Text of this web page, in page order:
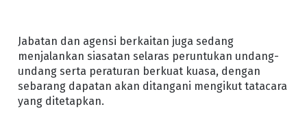
Jabatan dan agensi berkaitan juga sedang
menjalankan siasatan selaras peruntukan undang-
undang serta peraturan berkuat kuasa, dengan
sebarang dapatan akan ditangani mengikut tatacara
yang ditetapkan.